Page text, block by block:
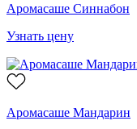
Аромасаше Синнабон
Узнать цену
Аромасаше Мандарин